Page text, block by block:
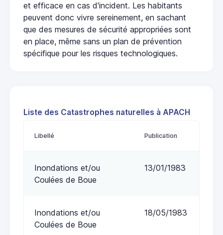
et efficace en cas d'incident. Les habitants
peuvent donc vivre sereinement, en sachant
que des mesures de sécurité appropriées sont
en place, même sans un plan de prévention
spécifique pour les risques technologiques.
Liste des Catastrophes naturelles à APACH
Libellé Publication
Inondations et/ou
Coulées de Boue
13/01/1983
Inondations et/ou
Coulées de Boue
18/05/1983